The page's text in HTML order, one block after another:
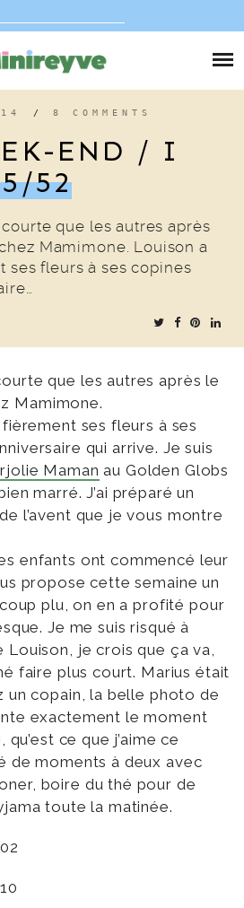
/ 8 COMMENTS
END / I
52
que les autres après
Mamimone. Louison a
ses fleurs à ses copines
que les autres après le
Mamimone.
ses fleurs à ses
qui arrive. Je suis
Maman au Golden Globs
marré. J’ai préparé un
l’avent que je vous montre
enfants ont commencé leur
propose cette semaine un
plu, on en a profité pour
Je me suis risqué à
Louison, je crois que ça va,
faire plus court. Marius était
un copain, la belle photo de
exactement le moment
ce que j’aime ce
de moments à deux avec
boire du thé pour de
toute la matinée.